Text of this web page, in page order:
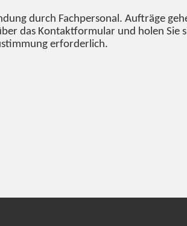
durch Fachpersonal. Aufträge
das Kontaktformular und holen Sie
erforderlich.